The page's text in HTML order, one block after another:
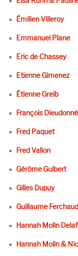
Émilien Villeroy
Emmanuel Plane
Eric de Chassey
Etienne Gimenez
Étienne Greib
François Dieudonné
Fred Paquet
Fred Valion
Gérôme Guibert
Gilles Dupuy
Guillaume Ferchaud
Hannah Molin
Hannah Molin &